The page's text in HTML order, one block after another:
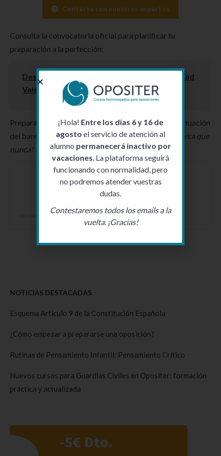
Contacta con nuestros expertos
Consulta la convocatoria oficial para planificar tu
preparación a la perfección:
Descargar Convocatoria Maestros Comunidad
Valenciana 2026 (PDF)
Prepara tu futuro con confianza y con la máxima puntuación
del baremo gracias a Opositer.¡Tu plaza está más cerca que
nunca!
Opositer
www.opositer.edu.es
NOTICIAS DESTACADAS
Esquema Artículo 9 de la Constitución Española
¿Cómo empezar a prepararse una oposición?
Rutinas de Pensamiento Infantil: Pensamiento Crítico
Nuevos cursos para Guardias Civiles en Opositer: formación
práctica y actualizada
¡Hola! Entre los días 6 y 16 de
agosto el servicio de atención al
alumno permanecerá inactivo por
vacaciones. La plataforma seguirá
funcionando con normalidad, pero
no podremos atender vuestras
dudas.
Contestaremos todos los emails a la
vuelta. ¡Gracias!